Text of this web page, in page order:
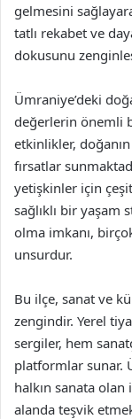
gelmesini
tatlı rekabet ve
dokusunu
Ümraniye’deki
değerlerin önemli
etkinlikler,
fırsatlar
yetişkinler için
sağlıklı bir yaşam
olma imkanı,
unsurdur.
Bu ilçe, sanat ve
zengindir. Yerel
sergiler, hem
platformlar sunar.
halkın sanata
alanda teşvik